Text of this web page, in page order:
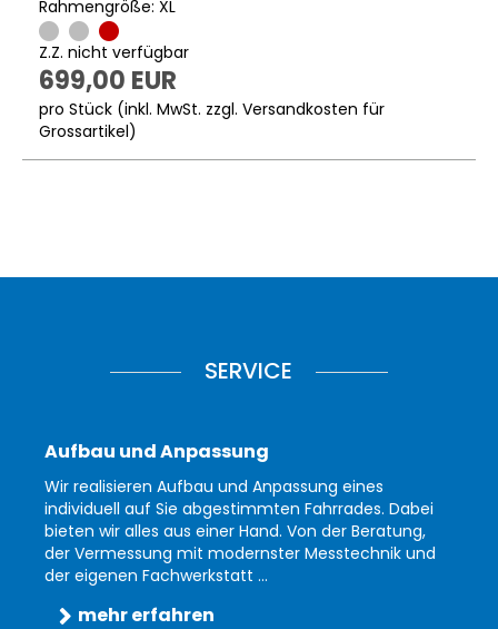
Rahmengröße: XL
Z.Z. nicht verfügbar
699,00 EUR
pro Stück (inkl. MwSt. zzgl. Versandkosten für
Grossartikel)
SERVICE
Aufbau und Anpassung
Wir realisieren Aufbau und Anpassung eines
individuell auf Sie abgestimmten Fahrrades. Dabei
bieten wir alles aus einer Hand. Von der Beratung,
der Vermessung mit modernster Messtechnik und
der eigenen Fachwerkstatt ...
mehr erfahren